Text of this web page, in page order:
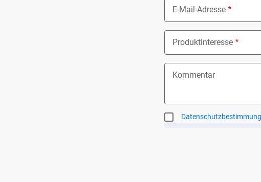
E-Mail-Adresse
Produktinteresse
Nothing selected
Kommentar